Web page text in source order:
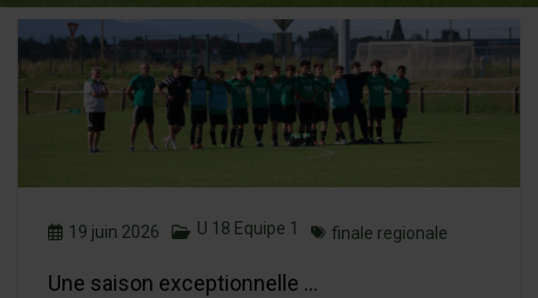
19 juin 2026 U 18 Equipe 1 finale regionale
Une saison exceptionnelle …